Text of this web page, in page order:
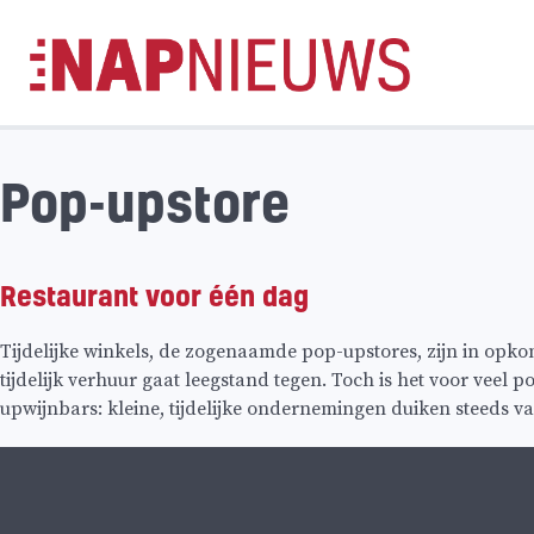
naar
inhoud
Pop-upstore
Restaurant voor één dag
Tijdelijke winkels, de zogenaamde pop-upstores, zijn in
tijdelijk verhuur gaat leegstand tegen. Toch is het voor veel
upwijnbars: kleine, tijdelijke ondernemingen duiken steeds